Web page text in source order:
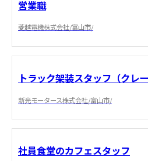
営業職
菱越電機株式会社/富山市/
トラック架装スタッフ（クレ
新光モータース株式会社/富山市/
社員食堂のカフェスタッフ